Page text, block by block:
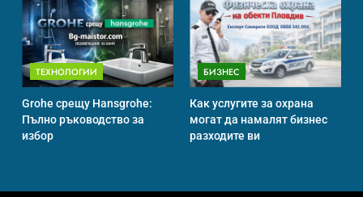
Забаба
ИСТОРИЯ
Технологични оръжия, от
които се нуждаем, за да се
ТЕХНОЛОГИИ
Grohe срещу Hansgrohe:
Пълно ръководство за
избор
БИЗНЕС
Как услугите за охрана
могат да намалят бизнес
разходите ви